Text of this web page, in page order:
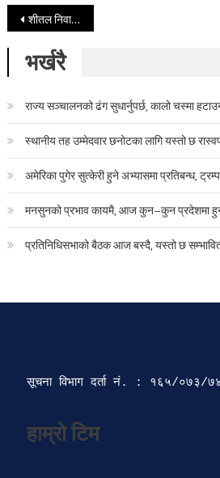
Post navigation
शीतल निवासमा राष्ट्रपति–सभामुख भेट, समसामयिक विषयमा छलफल
भर्खरै
राज्य सञ्चालनको ढंग सुधार्नुपर्छ, कालो चस्मा
स्थानीय तह उम्मेदवार छनोटका लागि यस्तो छ
अमेरिका पुगेर सुत्केरी हुने अभ्यासमा प्रतिबन्ध,
मनसुनको प्रभाव कायमै, आज कुन–कुन प्रदेशमा
प्रतिनिधिसभाको बैठक आज बस्दै, यस्तो छ
सूचना विभाग दर्ता‍ नं. : १६५/०७३/
हाम्रो टिम